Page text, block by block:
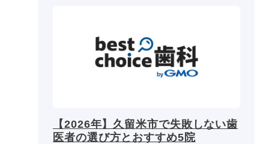
【2026年】久留米市で失敗しない歯
医者の選び方とおすすめ5院